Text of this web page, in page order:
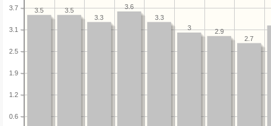
0.6
1.2
1.9
2.5
3.1
3.7
2.7
2.9
3
3.3
3.6
3.3
3.5
3.5